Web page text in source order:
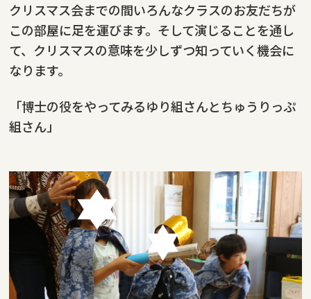
クリスマス会までの間いろんなクラスのお友だちが
この部屋に足を運びます。そして演じることを通し
て、クリスマスの意味を少しずつ知っていく機会に
なります。
「博士の役をやってみるゆり組さんとちゅうりっぷ
組さん」